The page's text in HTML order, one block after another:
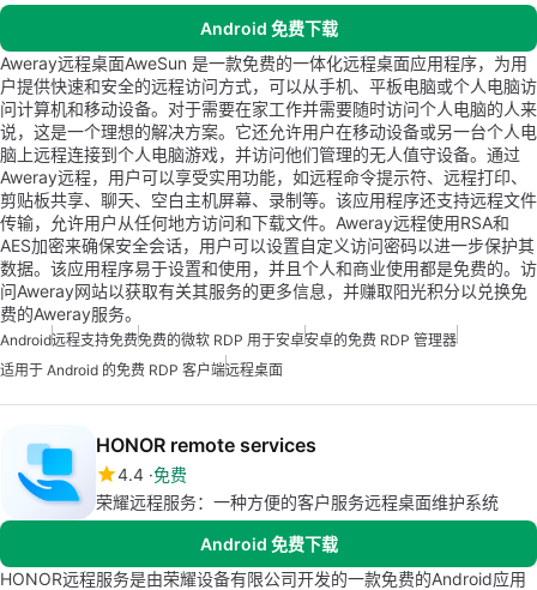
Android 免费下载
Aweray远程桌面AweSun 是一款免费的一体化远程桌面应用程序，为用
户提供快速和安全的远程访问方式，可以从手机、平板电脑或个人电脑访
问计算机和移动设备。对于需要在家工作并需要随时访问个人电脑的人来
说，这是一个理想的解决方案。它还允许用户在移动设备或另一台个人电
脑上远程连接到个人电脑游戏，并访问他们管理的无人值守设备。通过
Aweray远程，用户可以享受实用功能，如远程命令提示符、远程打印、
剪贴板共享、聊天、空白主机屏幕、录制等。该应用程序还支持远程文件
传输，允许用户从任何地方访问和下载文件。Aweray远程使用RSA和
AES加密来确保安全会话，用户可以设置自定义访问密码以进一步保护其
数据。该应用程序易于设置和使用，并且个人和商业使用都是免费的。访
问Aweray网站以获取有关其服务的更多信息，并赚取阳光积分以兑换免
费的Aweray服务。
Android远程支持免费免费的微软 RDP 用于安卓安卓的免费 RDP 管理器
适用于 Android 的免费 RDP 客户端远程桌面
HONOR remote services
4.4 免费
荣耀远程服务：一种方便的客户服务远程桌面维护系统
Android 免费下载
HONOR远程服务是由荣耀设备有限公司开发的一款免费的Android应用